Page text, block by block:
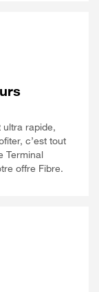
rapide,
c’est tout
Terminal
offre Fibre.